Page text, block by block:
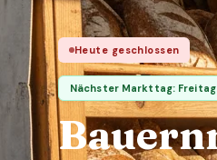
Heute geschlossen
Nächster Markttag: Freitag